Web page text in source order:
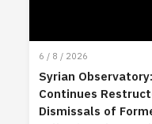
6 / 8 / 2026
Syrian
Continues
Dismissals of